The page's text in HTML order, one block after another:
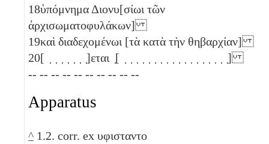
18ὑπόμνημα Διονυ[σίωι τῶν
ἀρχισωματοφυλάκων]
19καὶ διαδεχομένωι [τὰ κατὰ τὴν θηβαρχίαν]
20[ ̣ ̣ ̣ ̣ ̣ ̣ ̣]εται ̣[ ̣ ̣ ̣ ̣ ̣ ̣ ̣ ̣ ̣ ̣ ̣ ̣ ̣ ̣ ̣ ̣ ̣ ̣]
-- -- -- -- -- -- -- -- -- --
Apparatus
^ 1.2. corr. ex υφισταντο